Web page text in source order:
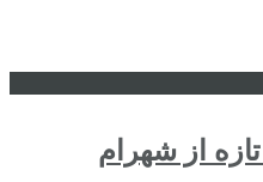
از شهرام